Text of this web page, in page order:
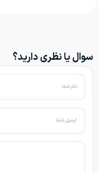
سوال یا نظری دارید؟
نام شما
ایمیل شما